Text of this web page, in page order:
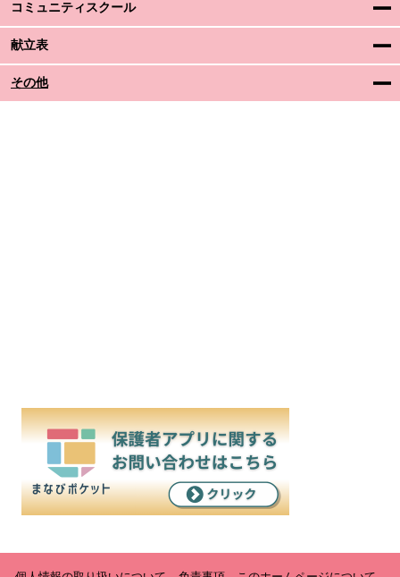
コミュニティスクール
献立表
その他